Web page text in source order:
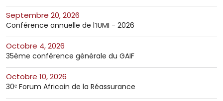
septembre 20, 2026
Conférence annuelle de l’IUMI - 2026
octobre 4, 2026
35ème conférence générale du GAIF
octobre 10, 2026
30ᵉ Forum Africain de la Réassurance